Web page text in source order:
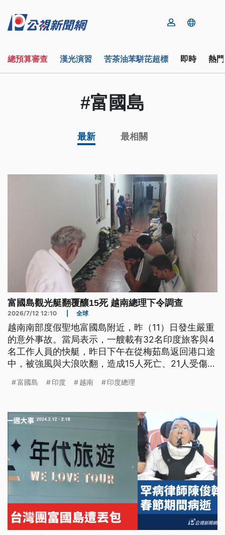
總預算審查 漢光演習 苦茶油苯駢芘超標 即時 熱
#富國島
最新 最相關
富國島觀光艇翻覆釀15死 越南總理下令調查
2026/7/12 12:10 全球
越南南部度假聖地富國島附近，昨（11）日發生嚴重
的意外事故。當局表示，一艘載有32名印度旅客與4
名工作人員的快艇，昨日下午在從梅茹島返回港口途
中，被強風與大浪吹翻，造成15人死亡、21人受傷，
人。
富國島 印度 越南 印度總理